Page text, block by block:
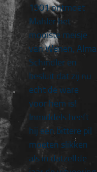
1901 ontmoet
Mahler het
mooiste meisje
van Wenen, Alma
Schindler en
besluit dat zij nu
echt de ware
voor hem is!
Inmiddels heeft
hij een bittere pil
moeten slikken
als in datzelfde